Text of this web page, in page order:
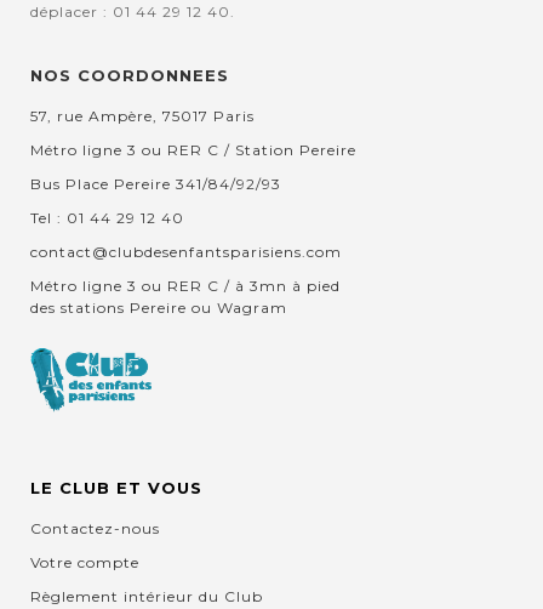
déplacer : 01 44 29 12 40.
NOS COORDONNEES
57, rue Ampère, 75017 Paris
Métro ligne 3 ou RER C / Station Pereire
Bus Place Pereire 341/84/92/93
Tel : 01 44 29 12 40
contact@clubdesenfantsparisiens.com
Métro ligne 3 ou RER C / à 3mn à pied
des stations Pereire ou Wagram
LE CLUB ET VOUS
Contactez-nous
Votre compte
Règlement intérieur du Club